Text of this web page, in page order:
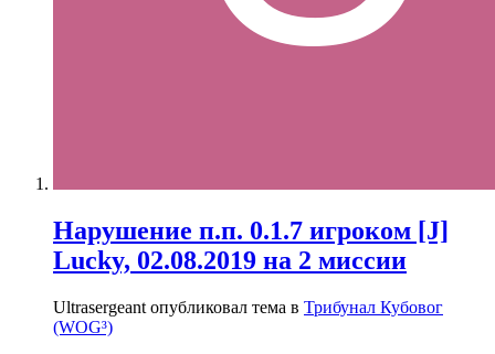
Нарушение п.п. 0.1.7 игроком [J]
Lucky, 02.08.2019 на 2 миссии
Ultrasergeant опубликовал тема в Трибунал Кубовог
(WOG³)